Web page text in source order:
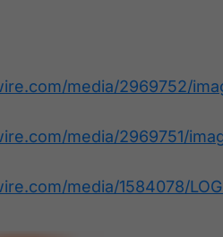
media/2969752/
media/2969751/
media/1584078/